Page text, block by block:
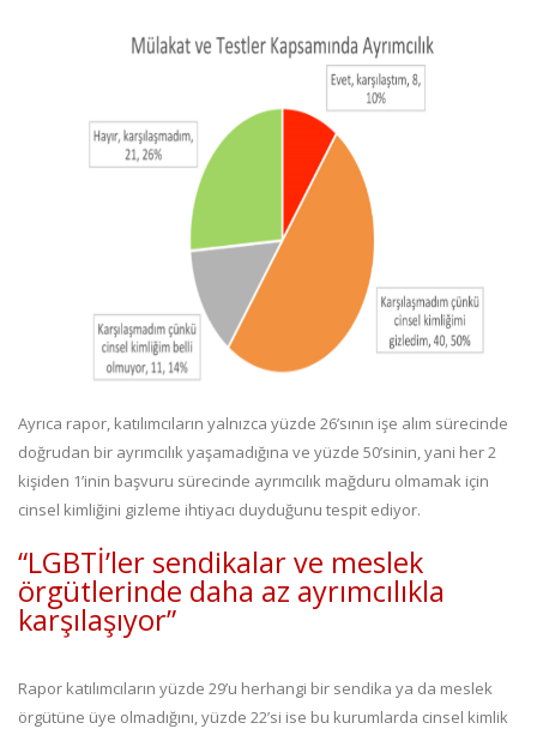
Ayrıca rapor, katılımcıların yalnızca yüzde 26’sının işe alım sürecinde
doğrudan bir ayrımcılık yaşamadığına ve yüzde 50’sinin, yani her 2
kişiden 1’inin başvuru sürecinde ayrımcılık mağduru olmamak için
cinsel kimliğini gizleme ihtiyacı duyduğunu tespit ediyor.
“LGBTİ’ler sendikalar ve meslek
örgütlerinde daha az ayrımcılıkla
karşılaşıyor”
Rapor katılımcıların yüzde 29’u herhangi bir sendika ya da meslek
örgütüne üye olmadığını, yüzde 22’si ise bu kurumlarda cinsel kimlik